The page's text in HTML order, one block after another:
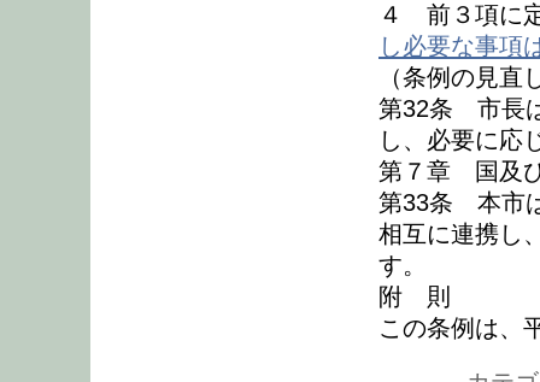
４ 前３項に
し必要な事項
（条例の見直
第32条 市長
し、必要に応
第７章 国及
第33条 本市
相互に連携し
す。
附 則
この条例は、